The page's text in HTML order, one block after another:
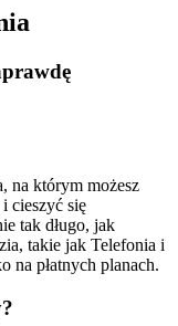
na którym możesz
cieszyć się
tak długo, jak
takie jak Telefonia i
na płatnych planach.